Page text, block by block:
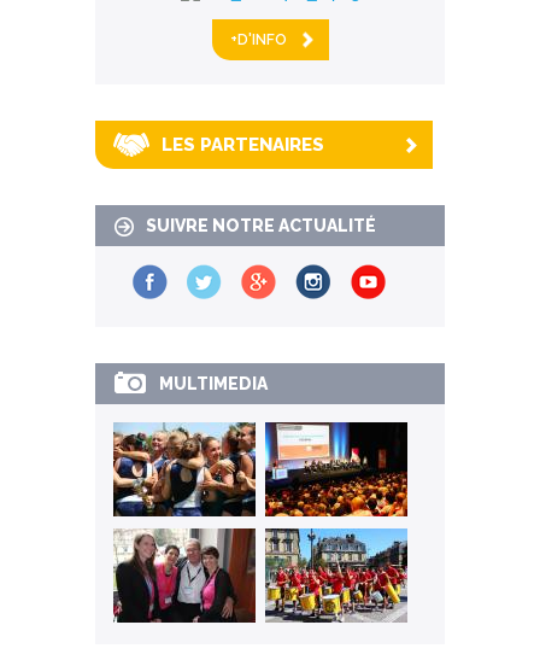
+D'INFO
LES PARTENAIRES
SUIVRE NOTRE ACTUALITÉ
MULTIMEDIA